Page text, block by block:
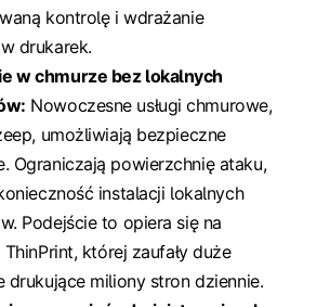
kontrolę i wdrażanie
drukarek.
w chmurze bez lokalnych
Nowoczesne usługi chmurowe,
umożliwiają bezpieczne
Ograniczają powierzchnię ataku,
instalacji lokalnych
Podejście to opiera się na
której zaufały duże
drukujące miliony stron dziennie.